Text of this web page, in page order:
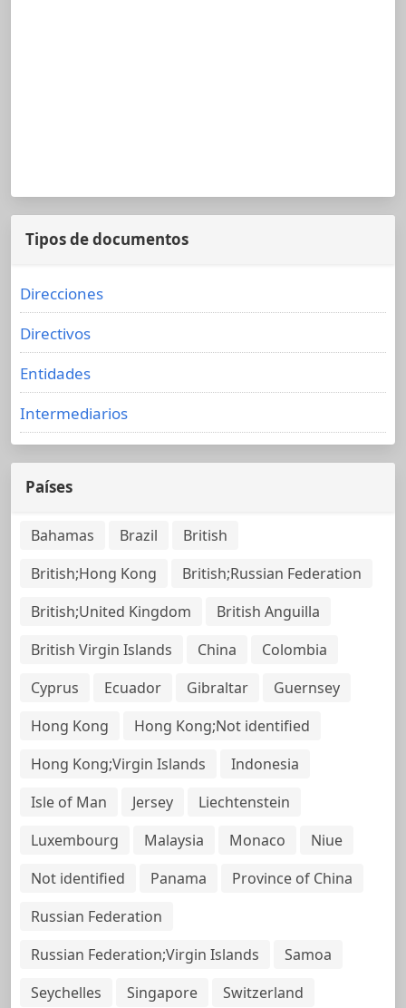
Tipos de documentos
Direcciones
Directivos
Entidades
Intermediarios
Países
Bahamas Brazil
British
British;Hong Kong
British;Russian Federation
British;United Kingdom
British Anguilla
British Virgin Islands
China
Colombia
Cyprus
Ecuador Gibraltar
Guernsey
Hong Kong
Hong Kong;Not identified
Hong Kong;Virgin Islands
Indonesia
Isle of Man
Jersey
Liechtenstein
Luxembourg
Malaysia Monaco
Niue
Not identified
Panama
Province of China
Russian Federation
Russian Federation;Virgin Islands
Samoa
Seychelles
Singapore Switzerland